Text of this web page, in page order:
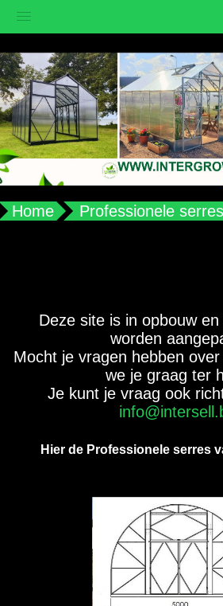
Home Professionele
Deze site is in opbouw
worden
Mocht je vragen hebben
we je graag ter
Je kunt je vraag ook
Hier de Professionele serres